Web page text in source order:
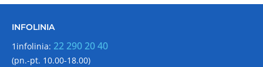
INFOLINIA
1infolinia: 22 290 20 40
(pn.-pt. 10.00-18.00)